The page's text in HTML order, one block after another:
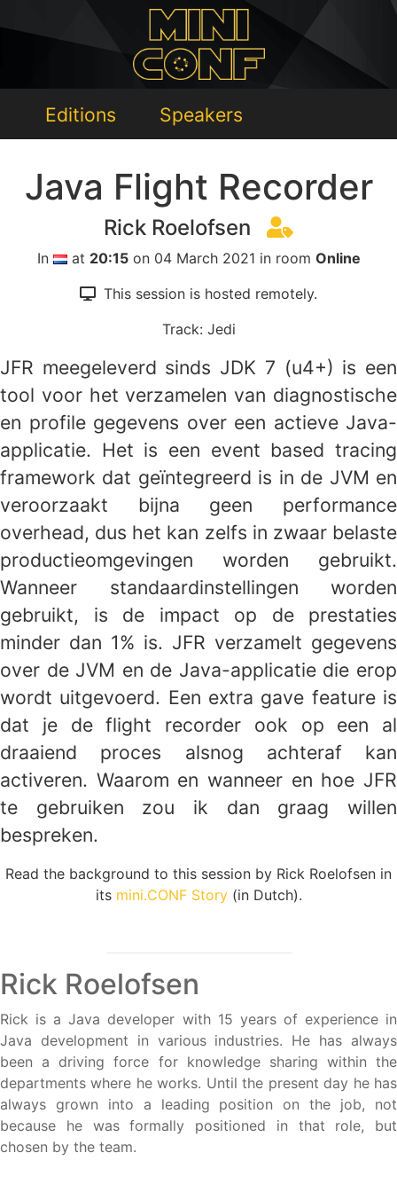
Editions Speakers
Java Flight Recorder
Rick Roelofsen
In at 20:15on 04 March 2021 in room Online
This session is hosted remotely.
Track: Jedi
JFR meegeleverd sinds JDK 7 (u4+) is een
tool voor het verzamelen van diagnostische
en profile gegevens over een actieve Java-
applicatie. Het is een event based tracing
framework dat geïntegreerd is in de JVM en
veroorzaakt bijna geen performance
overhead, dus het kan zelfs in zwaar belaste
productieomgevingen worden gebruikt.
Wanneer standaardinstellingen worden
gebruikt, is de impact op de prestaties
minder dan 1% is. JFR verzamelt gegevens
over de JVM en de Java-applicatie die erop
wordt uitgevoerd. Een extra gave feature is
dat je de flight recorder ook op een al
draaiend proces alsnog achteraf kan
activeren. Waarom en wanneer en hoe JFR
te gebruiken zou ik dan graag willen
bespreken.
Read the background to this session by Rick Roelofsen in
its mini.CONF Story(in Dutch).
Rick Roelofsen
Rick is a Java developer with 15 years of experience in
Java development in various industries. He has always
been a driving force for knowledge sharing within the
departments where he works. Until the present day he has
always grown into a leading position on the job, not
because he was formally positioned in that role, but
chosen by the team.